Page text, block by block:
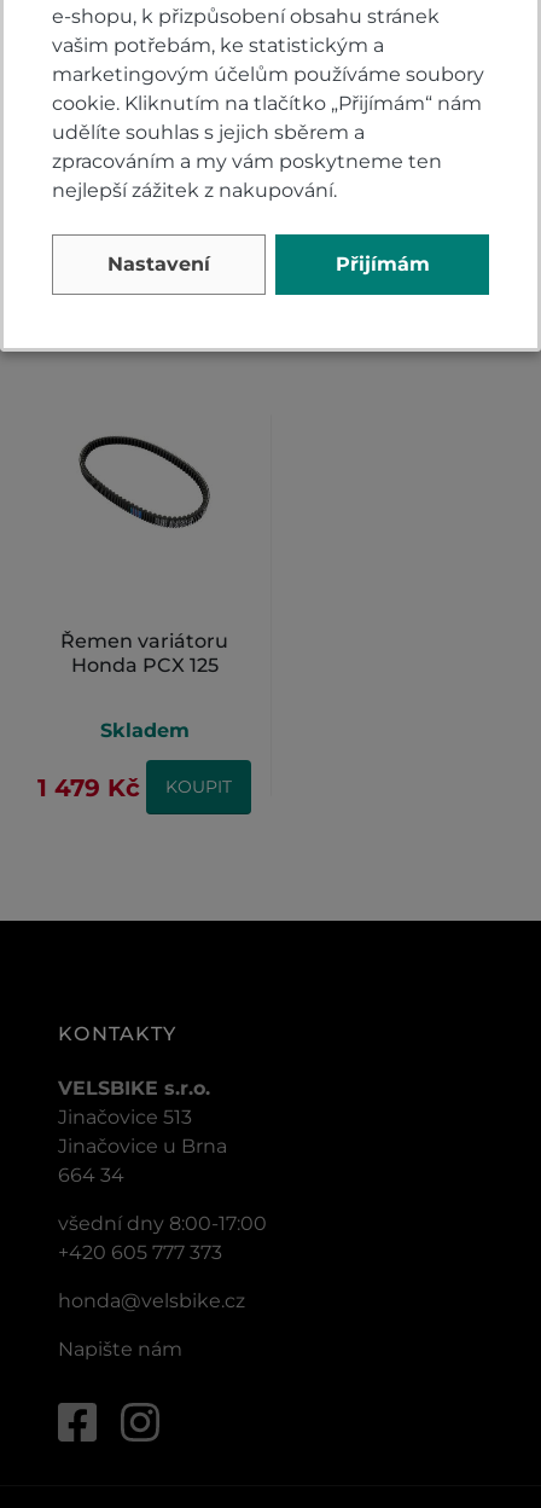
Přidejte vlastní hodnocení produktu a pomožte
tak dalším nakupujícím.
Hodnoťte.
PŘIDAT VLASTNÍ HODNOCENÍ
Řemen variátoru
Honda PCX 125
Skladem
1 479 Kč KOUPIT
KONTAKTY
VELSBIKE s.r.o.
Jinačovice 513
Jinačovice u Brna
664 34
všední dny 8:00-17:00
+420 605 777 373
honda@velsbike.cz
Napište nám
e-shopu, k přizpůsobení obsahu stránek
vašim potřebám, ke statistickým a
marketingovým účelům používáme soubory
cookie. Kliknutím na tlačítko „Přijímám“ nám
udělíte souhlas s jejich sběrem a
zpracováním a my vám poskytneme ten
nejlepší zážitek z nakupování.
Nastavení Přijímám